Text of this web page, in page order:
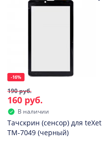
-16%
190 руб.
160 руб.
В наличии
Тачскрин (сенсор) для teXet
TM-7049 (черный)